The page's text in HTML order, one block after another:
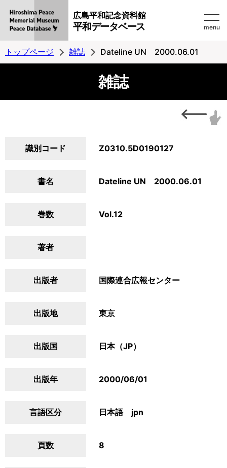
広島平和記念資料館
平和データベース menu
トップページ 雑誌 Dateline UN 2000.06.01
雑誌
識別コード Z0310.5D0190127
書名 Dateline UN 2000.06.01
巻数 Vol.12
著者
出版者 国際連合広報センター
出版地 東京
出版国 日本（JP）
出版年 2000/06/01
言語区分 日本語 jpn
頁数 8